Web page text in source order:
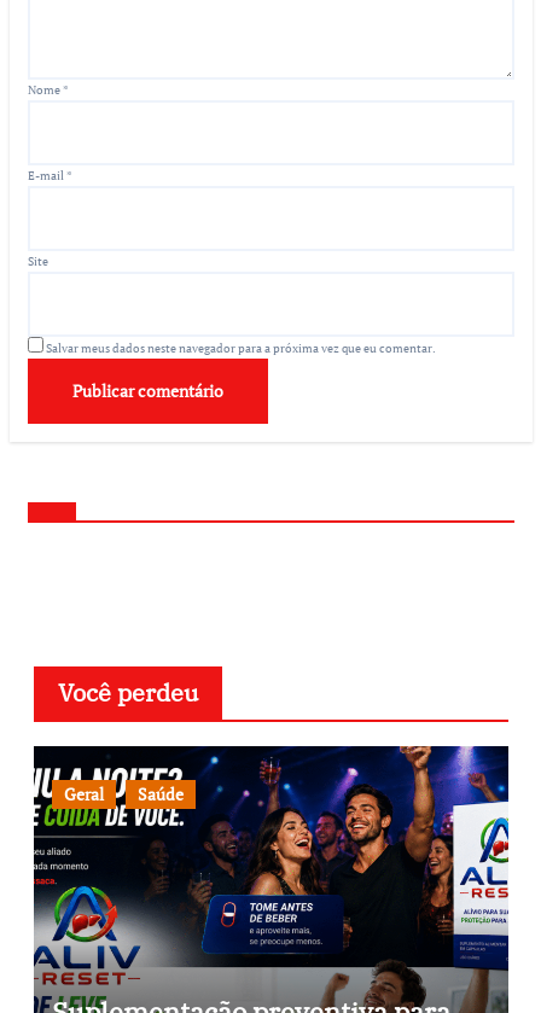
Nome*
E-mail*
Site
Salvar meus dados neste navegador para a próxima vez que eu comentar.
Você perdeu
Geral Saúde